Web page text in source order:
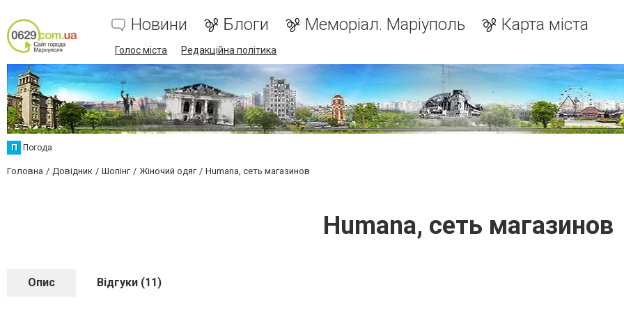
Новини Блоги Меморіал. Маріуполь Карта міста
Голос міста Редакційна політика
П Погода
Головна Довідник Шопінг Жіночий одяг Humana, сеть магазинов
Humana, сеть магазинов
Опис Відгуки (11)